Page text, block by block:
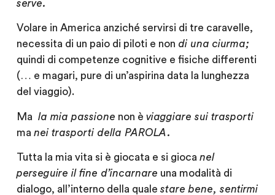
serve.
Volare in America anziché servirsi di tre caravelle,
necessita di un paio di piloti e non di una ciurma;
quindi di competenze cognitive e fisiche differenti
(… e magari, pure di un’aspirina data la lunghezza
del viaggio).
Ma la mia passione non è viaggiare sui trasporti
ma nei trasporti della PAROLA.
Tutta la mia vita si è giocata e si gioca nel
perseguire il fine d’incarnare una modalità di
dialogo, all’interno della quale stare bene, sentirmi